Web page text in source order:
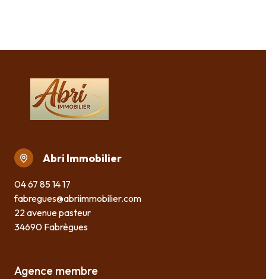
Abri Immobilier
04 67 85 14 17
fabregues@abriimmobilier.com
22 avenue pasteur
34690 Fabrègues
Agence membre